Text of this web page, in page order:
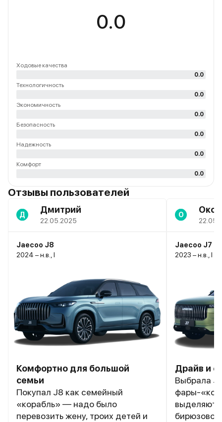
0.0
Ходовые качества
0.0
Технологичность
0.0
Экономичность
0.0
Безопасность
0.0
Надежность
0.0
Комфорт
0.0
Отзывы пользователей
Д Дмитрий
22.05.2025
Jaecoo J8
2024 – н.в., I
Комфортно для большой
семьи
Покупал J8 как семейный
«корабль» — надо было
перевозить жену, троих детей и
О
Jaecoo J7
2023 – н.в., I
Драйв и
Выбрала
фары-
выделяют